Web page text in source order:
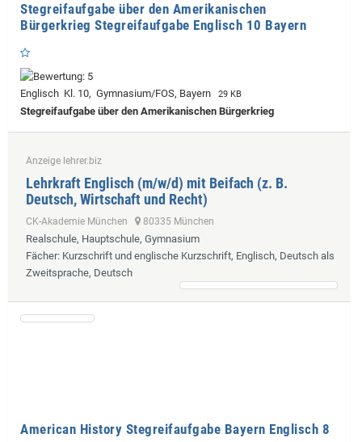
Stegreifaufgabe über den Amerikanischen
Bürgerkrieg Stegreifaufgabe Englisch 10 Bayern
Englisch Kl. 10, Gymnasium/FOS, Bayern 29 KB
Stegreifaufgabe über den Amerikanischen Bürgerkrieg
Anzeige lehrer.biz
Lehrkraft Englisch (m/w/d) mit Beifach (z. B.
Deutsch, Wirtschaft und Recht)
CK-Akademie München 80335 München
Realschule, Hauptschule, Gymnasium
Fächer: Kurzschrift und englische Kurzschrift, Englisch, Deutsch als
Zweitsprache, Deutsch
American History Stegreifaufgabe Bayern Englisch 8